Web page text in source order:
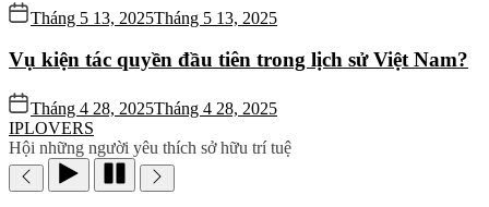
Tháng 5 13, 2025Tháng 5 13, 2025
Vụ kiện tác quyền đầu tiên trong lịch sử Việt Nam?
Tháng 4 28, 2025Tháng 4 28, 2025
IPLOVERS
Hội những người yêu thích sở hữu trí tuệ